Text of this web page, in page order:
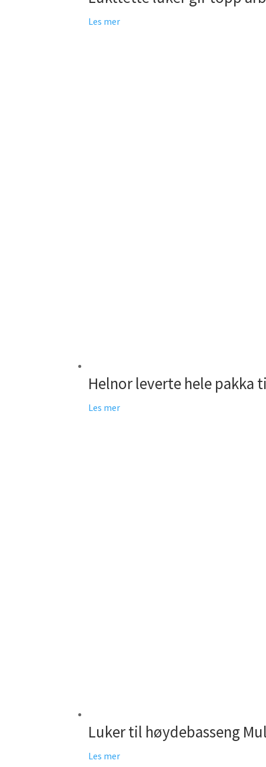
Les mer
Helnor leverte hele pakka
Les mer
Luker til høydebasseng
Les mer